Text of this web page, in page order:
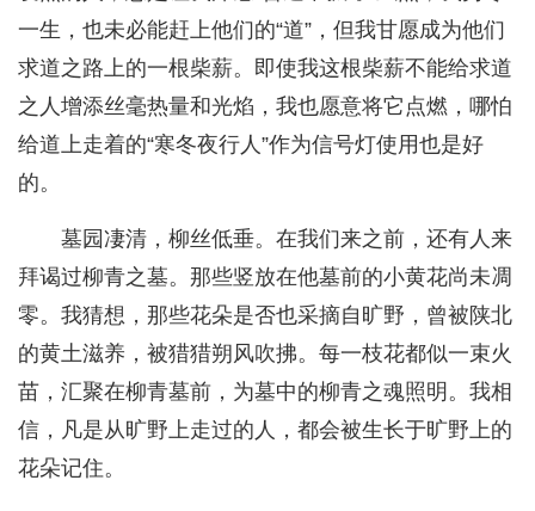
一生，也未必能赶上他们的“道”，但我甘愿成为他们
求道之路上的一根柴薪。即使我这根柴薪不能给求道
之人增添丝毫热量和光焰，我也愿意将它点燃，哪怕
给道上走着的“寒冬夜行人”作为信号灯使用也是好
的。
墓园凄清，柳丝低垂。在我们来之前，还有人来
拜谒过柳青之墓。那些竖放在他墓前的小黄花尚未凋
零。我猜想，那些花朵是否也采摘自旷野，曾被陕北
的黄土滋养，被猎猎朔风吹拂。每一枝花都似一束火
苗，汇聚在柳青墓前，为墓中的柳青之魂照明。我相
信，凡是从旷野上走过的人，都会被生长于旷野上的
花朵记住。